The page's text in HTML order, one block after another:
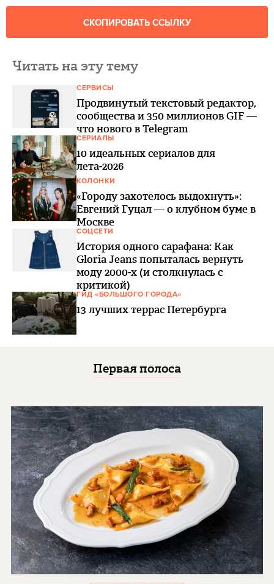
СКОПИРОВАТЬ ССЫЛКУ
Читать на эту тему
СЕРВИСЫ
Продвинутый текстовый редактор,
сообщества и 350 миллионов GIF —
что нового в Telegram
СЕРИАЛЫ
10 идеальных сериалов для
лета-2026
КОЛОНКИ
«Городу захотелось выдохнуть»:
Евгений Гуцал — о клубном буме в
Москве
СОЦСЕТИ
История одного сарафана: Как
Gloria Jeans попыталась вернуть
моду 2000-х (и столкнулась с
критикой)
ГИД «БОЛЬШОГО ГОРОДА»
13 лучших террас Петербурга
Первая полоса